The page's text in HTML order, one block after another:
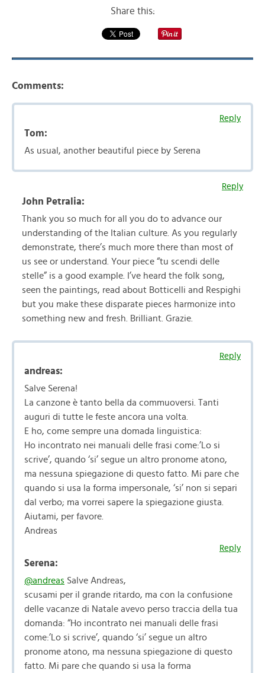
Share this:
Comments:
Reply
Tom:
As usual, another beautiful piece by Serena
Reply
John Petralia:
Thank you so much for all you do to advance our
understanding of the Italian culture. As you regularly
demonstrate, there’s much more there than most of
us see or understand. Your piece “tu scendi delle
stelle” is a good example. I’ve heard the folk song,
seen the paintings, read about Botticelli and Respighi
but you make these disparate pieces harmonize into
something new and fresh. Brilliant. Grazie.
Reply
andreas:
Salve Serena!
La canzone è tanto bella da commuoversi. Tanti
auguri di tutte le feste ancora una volta.
E ho, come sempre una domada linguistica:
Ho incontrato nei manuali delle frasi come:’Lo si
scrive’, quando ‘si’ segue un altro pronome atono,
ma nessuna spiegazione di questo fatto. Mi pare che
quando si usa la forma impersonale, ‘si’ non si separi
dal verbo; ma vorrei sapere la spiegazione giusta.
Aiutami, per favore.
Andreas
Reply
Serena:
@andreas Salve Andreas,
scusami per il grande ritardo, ma con la confusione
delle vacanze di Natale avevo perso traccia della tua
domanda: “Ho incontrato nei manuali delle frasi
come:’Lo si scrive’, quando ‘si’ segue un altro
pronome atono, ma nessuna spiegazione di questo
fatto. Mi pare che quando si usa la forma